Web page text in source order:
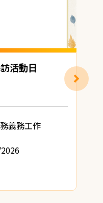
活動日
義務工作